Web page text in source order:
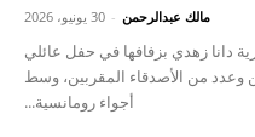
مالك عبدالرحمن - 30 يونيو، 2026
دانا زهدي بزفافها في حفل عائلي
وعدد من الأصدقاء المقربين، وسط
أجواء رومانسية...